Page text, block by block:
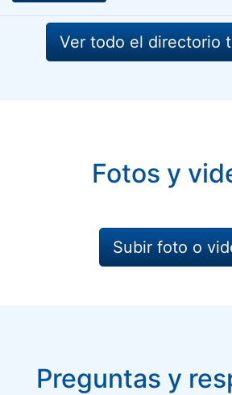
Ver todo el directorio
Fotos y
Subir foto o
Preguntas y